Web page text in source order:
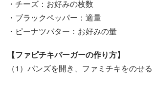
・チーズ：お好みの枚数
・ブラックペッパー：適量
・ピーナツバター：お好みの量
【ファピチキバーガーの作り方】
（1）バンズを開き、ファミチキをのせる